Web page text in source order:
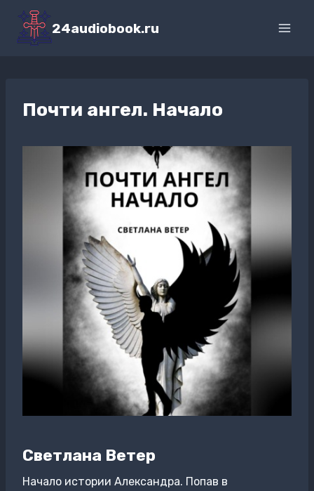
Перейти
содержимому
24audiobook.ru
Почти ангел. Начало
Светлана Ветер
Начало истории Александра. Попав в